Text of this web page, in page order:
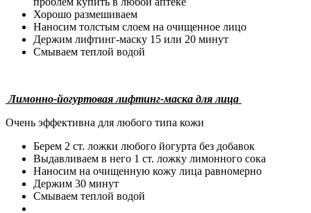
Хорошо размешиваем
Наносим толстым слоем на очищенное лицо
Держим лифтинг-маску 15 или 20 минут
Смываем теплой водой
Лимонно-йогуртовая лифтинг-маска для лица
Очень эффективна для любого типа кожи
Берем 2 ст. ложки любого йогурта без добавок
Выдавливаем в него 1 ст. ложку лимонного сока
Наносим на очищенную кожу лица равномерно
Держим 30 минут
Смываем теплой водой